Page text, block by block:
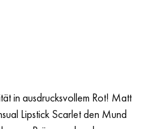
in ausdrucksvollem Rot! Matt
Lipstick Scarlet den Mund